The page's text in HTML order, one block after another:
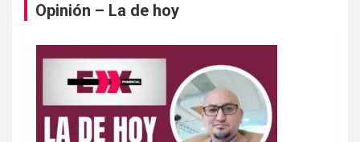
Opinión – La de hoy